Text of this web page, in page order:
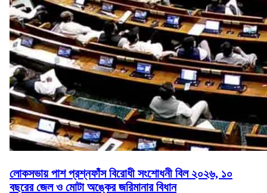
লোকসভায় পাশ প্রশ্নফাঁস বিরোধী সংশোধনী বিল ২০২৬, ১০
বছরের জেল ও মোটা অঙ্কের জরিমানার বিধান